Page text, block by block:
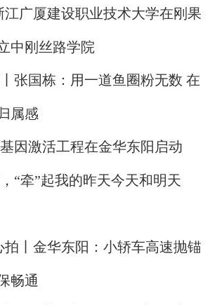
江广厦建设职业技术大学在刚果
中刚丝路学院
张国栋：用一道鱼圈粉无数 在
属感
因激活工程在金华东阳启动
“牵”起我的昨天今天和明天
拍丨金华东阳：小轿车高速抛锚
畅通